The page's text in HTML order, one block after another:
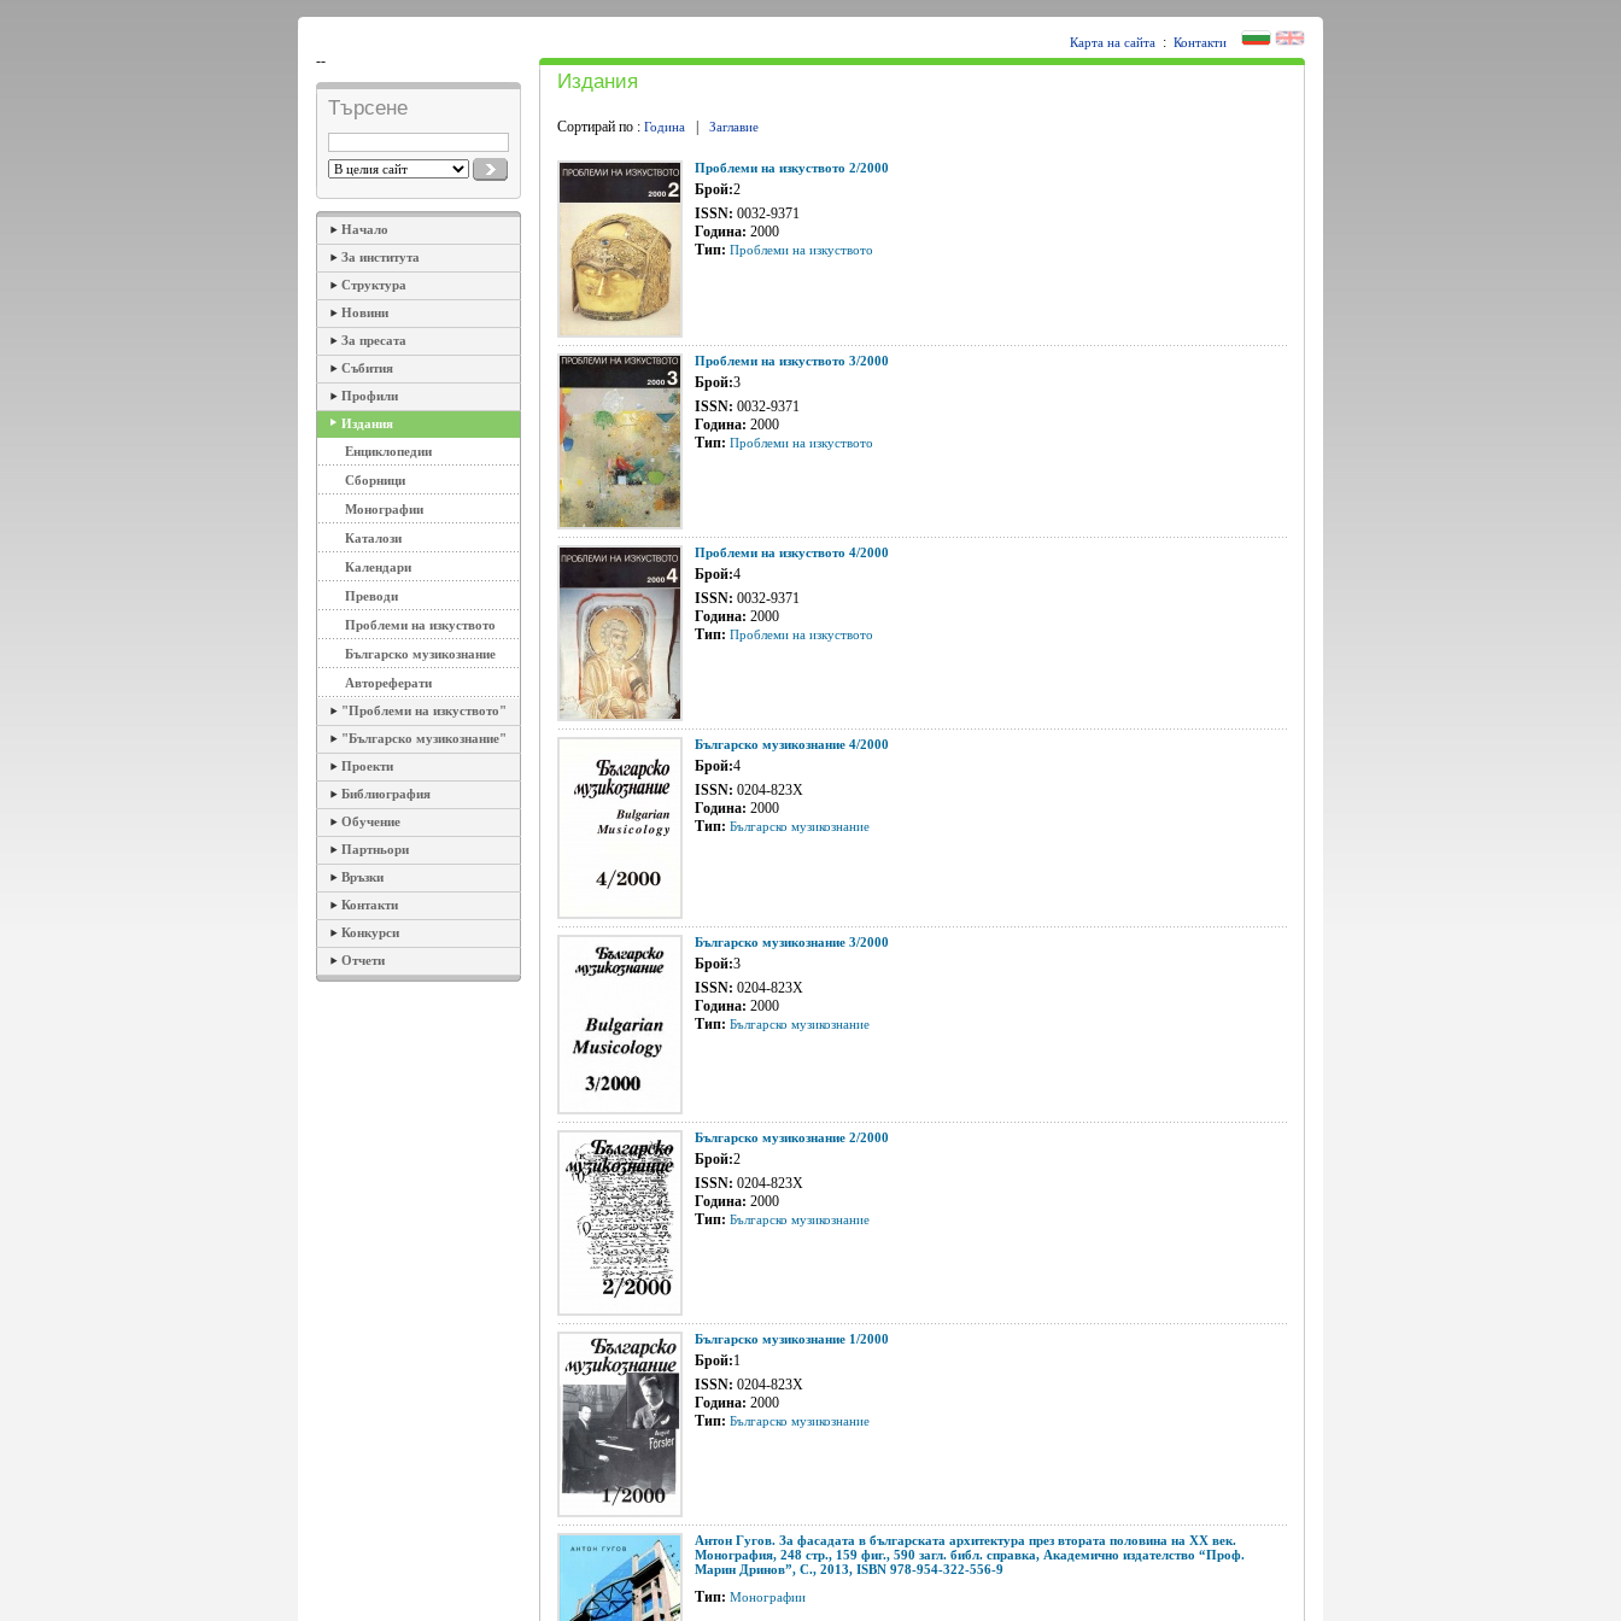
Карта на сайта : Контакти
--
Търсене
Начало
За института
Структура
Новини
За пресата
Събития
Профили
Издания
Енциклопедии
Сборници
Монографии
Каталози
Календари
Преводи
Проблеми на изкуството
Българско музикознание
Автореферати
"Проблеми на изкуството"
"Българско музикознание"
Проекти
Библиография
Обучение
Партньори
Връзки
Контакти
Конкурси
Отчети
Издания
Сортирай по : Година Заглавие
Проблеми на изкуството 2/2000
Брой:2
ISSN: 0032-9371
Година: 2000
Тип: Проблеми на изкуството
Проблеми на изкуството 3/2000
Брой:3
ISSN: 0032-9371
Година: 2000
Тип: Проблеми на изкуството
Проблеми на изкуството 4/2000
Брой:4
ISSN: 0032-9371
Година: 2000
Тип: Проблеми на изкуството
Българско музикознание 4/2000
Брой:4
ISSN: 0204-823Х
Година: 2000
Тип: Българско музикознание
Българско музикознание 3/2000
Брой:3
ISSN: 0204-823X
Година: 2000
Тип: Българско музикознание
Българско музикознание 2/2000
Брой:2
ISSN: 0204-823Х
Година: 2000
Тип: Българско музикознание
Българско музикознание 1/2000
Брой:1
ISSN: 0204-823Х
Година: 2000
Тип: Българско музикознание
Антон Гугов. За фасадата в българската архитектура през втората половина на ХХ век.
Монография, 248 стр., 159 фиг., 590 загл. библ. справка, Академично издателство “Проф.
Марин Дринов”, С., 2013, ISBN 978-954-322-556-9
Тип: Монографии